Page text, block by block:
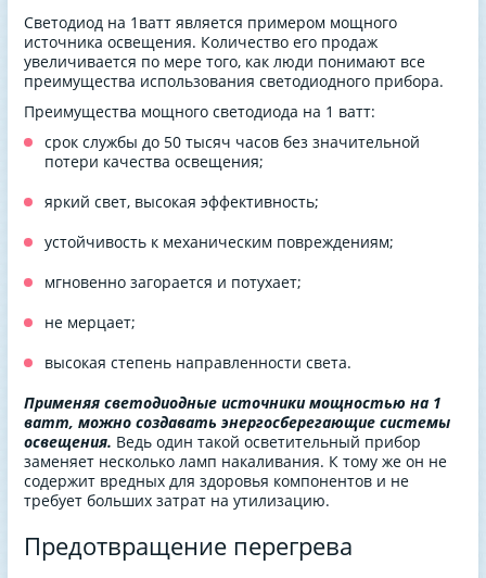
Светодиод на 1ватт является примером мощного
источника освещения. Количество его продаж
увеличивается по мере того, как люди понимают все
преимущества использования светодиодного прибора.
Преимущества мощного светодиода на 1 ватт:
срок службы до 50 тысяч часов без значительной
потери качества освещения;
яркий свет, высокая эффективность;
устойчивость к механическим повреждениям;
мгновенно загорается и потухает;
не мерцает;
высокая степень направленности света.
Применяя светодиодные источники мощностью на 1
ватт, можно создавать энергосберегающие системы
освещения. Ведь один такой осветительный прибор
заменяет несколько ламп накаливания. К тому же он не
содержит вредных для здоровья компонентов и не
требует больших затрат на утилизацию.
Предотвращение перегрева